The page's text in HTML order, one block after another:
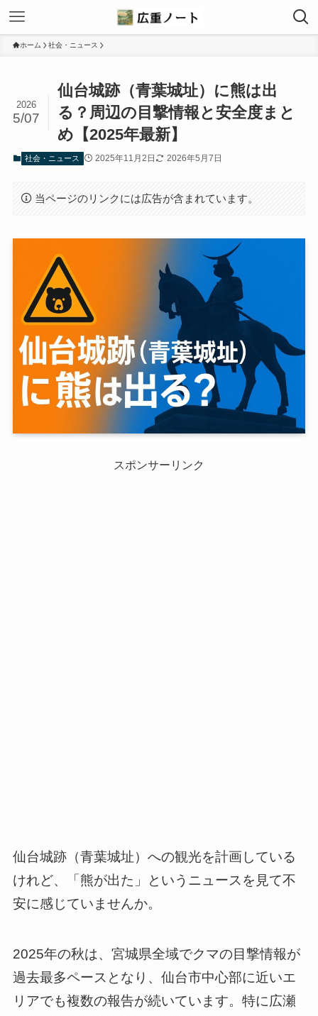
ホーム 社会・ニュース
仙台城跡（青葉城址）に熊は出
る？周辺の目撃情報と安全度まと
め【2025年最新】
2026
5/07
社会・ニュース 2025年11月2日 2026年5月7日
当ページのリンクには広告が含まれています。
スポンサーリンク
仙台城跡（青葉城址）への観光を計画している
けれど、「熊が出た」というニュースを見て不
安に感じていませんか。
2025年の秋は、宮城県全域でクマの目撃情報が
過去最多ペースとなり、仙台市中心部に近いエ
リアでも複数の報告が続いています。特に広瀬